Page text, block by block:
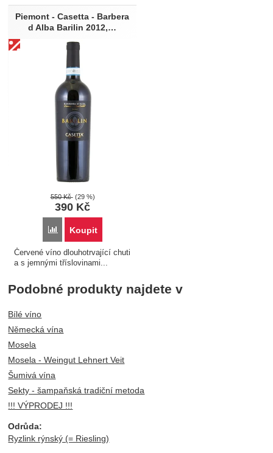
červeného ovoce. Jemné, lehké,
elegantní a zároveň i krémové s
pěknou kyselinkou. Vyráběn
Piemont - Casetta - Barbera
d Alba Barilin 2012,…
550Kč (29 %)
390 Kč
Porovnat
Koupit
Červené víno dlouhotrvající chuti
a s jemnými tříslovinami...
Podobné produkty najdete v
Bílé víno
Německá vína
Mosela
Mosela - Weingut Lehnert Veit
Šumivá vína
Sekty - šampaňská tradiční metoda
!!! VÝPRODEJ !!!
Odrůda:
Ryzlink rýnský (= Riesling)